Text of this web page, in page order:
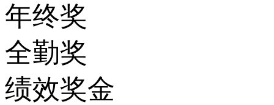
年终奖
全勤奖
绩效奖金